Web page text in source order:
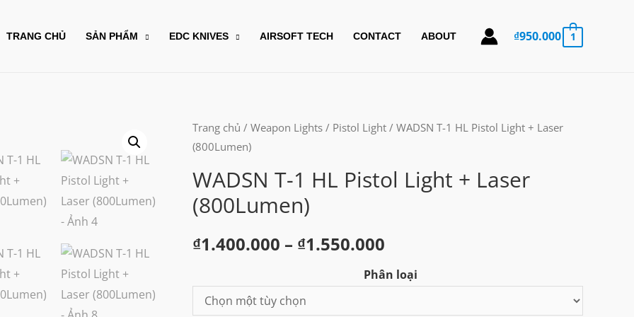
TRANG CHỦ SẢN PHẨM EDC KNIVES AIRSOFT TECH CONTACT ABOUT ₫950.000 1
Trang chủ / Weapon Lights / Pistol Light / WADSN T-1 HL Pistol Light + Laser
(800Lumen)
WADSN T-1 HL Pistol Light + Laser
(800Lumen)
₫1.400.000 – ₫1.550.000
giá:
Phân loại